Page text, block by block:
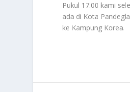
Pukul 17.00 kami
ada di Kota
ke Kampung Korea.